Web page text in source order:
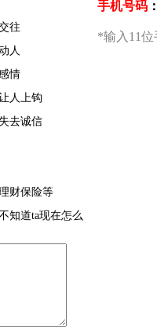
往
人
情
人上钩
去诚信
财保险等
知道ta现在怎么